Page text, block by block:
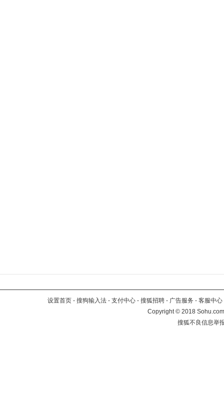
设置首页 - 搜狗输入法 - 支付中心 - 搜狐招聘 - 广告服务 - 客服中心
Copyright©2018
搜狐不良信息举